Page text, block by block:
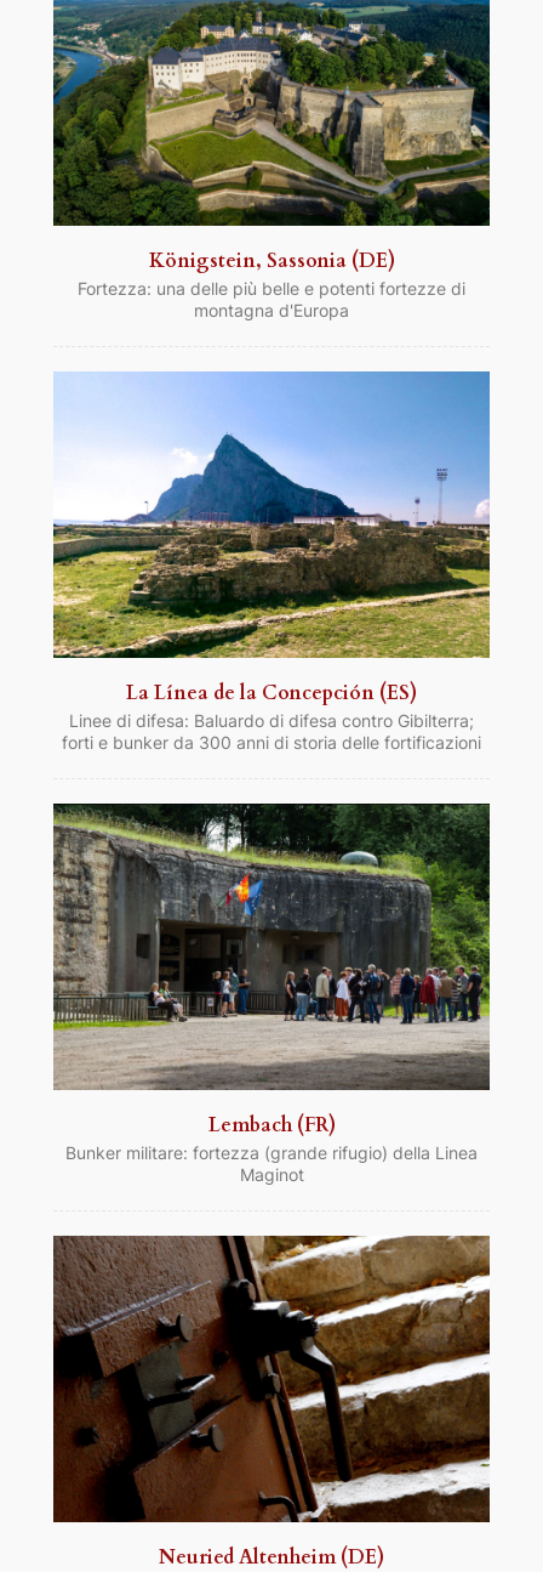
Königstein, Sassonia (DE)
Fortezza: una delle più belle e potenti fortezze di
montagna d'Europa
La Línea de la Concepción (ES)
Linee di difesa: Baluardo di difesa contro Gibilterra;
forti e bunker da 300 anni di storia delle fortificazioni
Lembach (FR)
Bunker militare: fortezza (grande rifugio) della Linea
Maginot
Neuried Altenheim (DE)